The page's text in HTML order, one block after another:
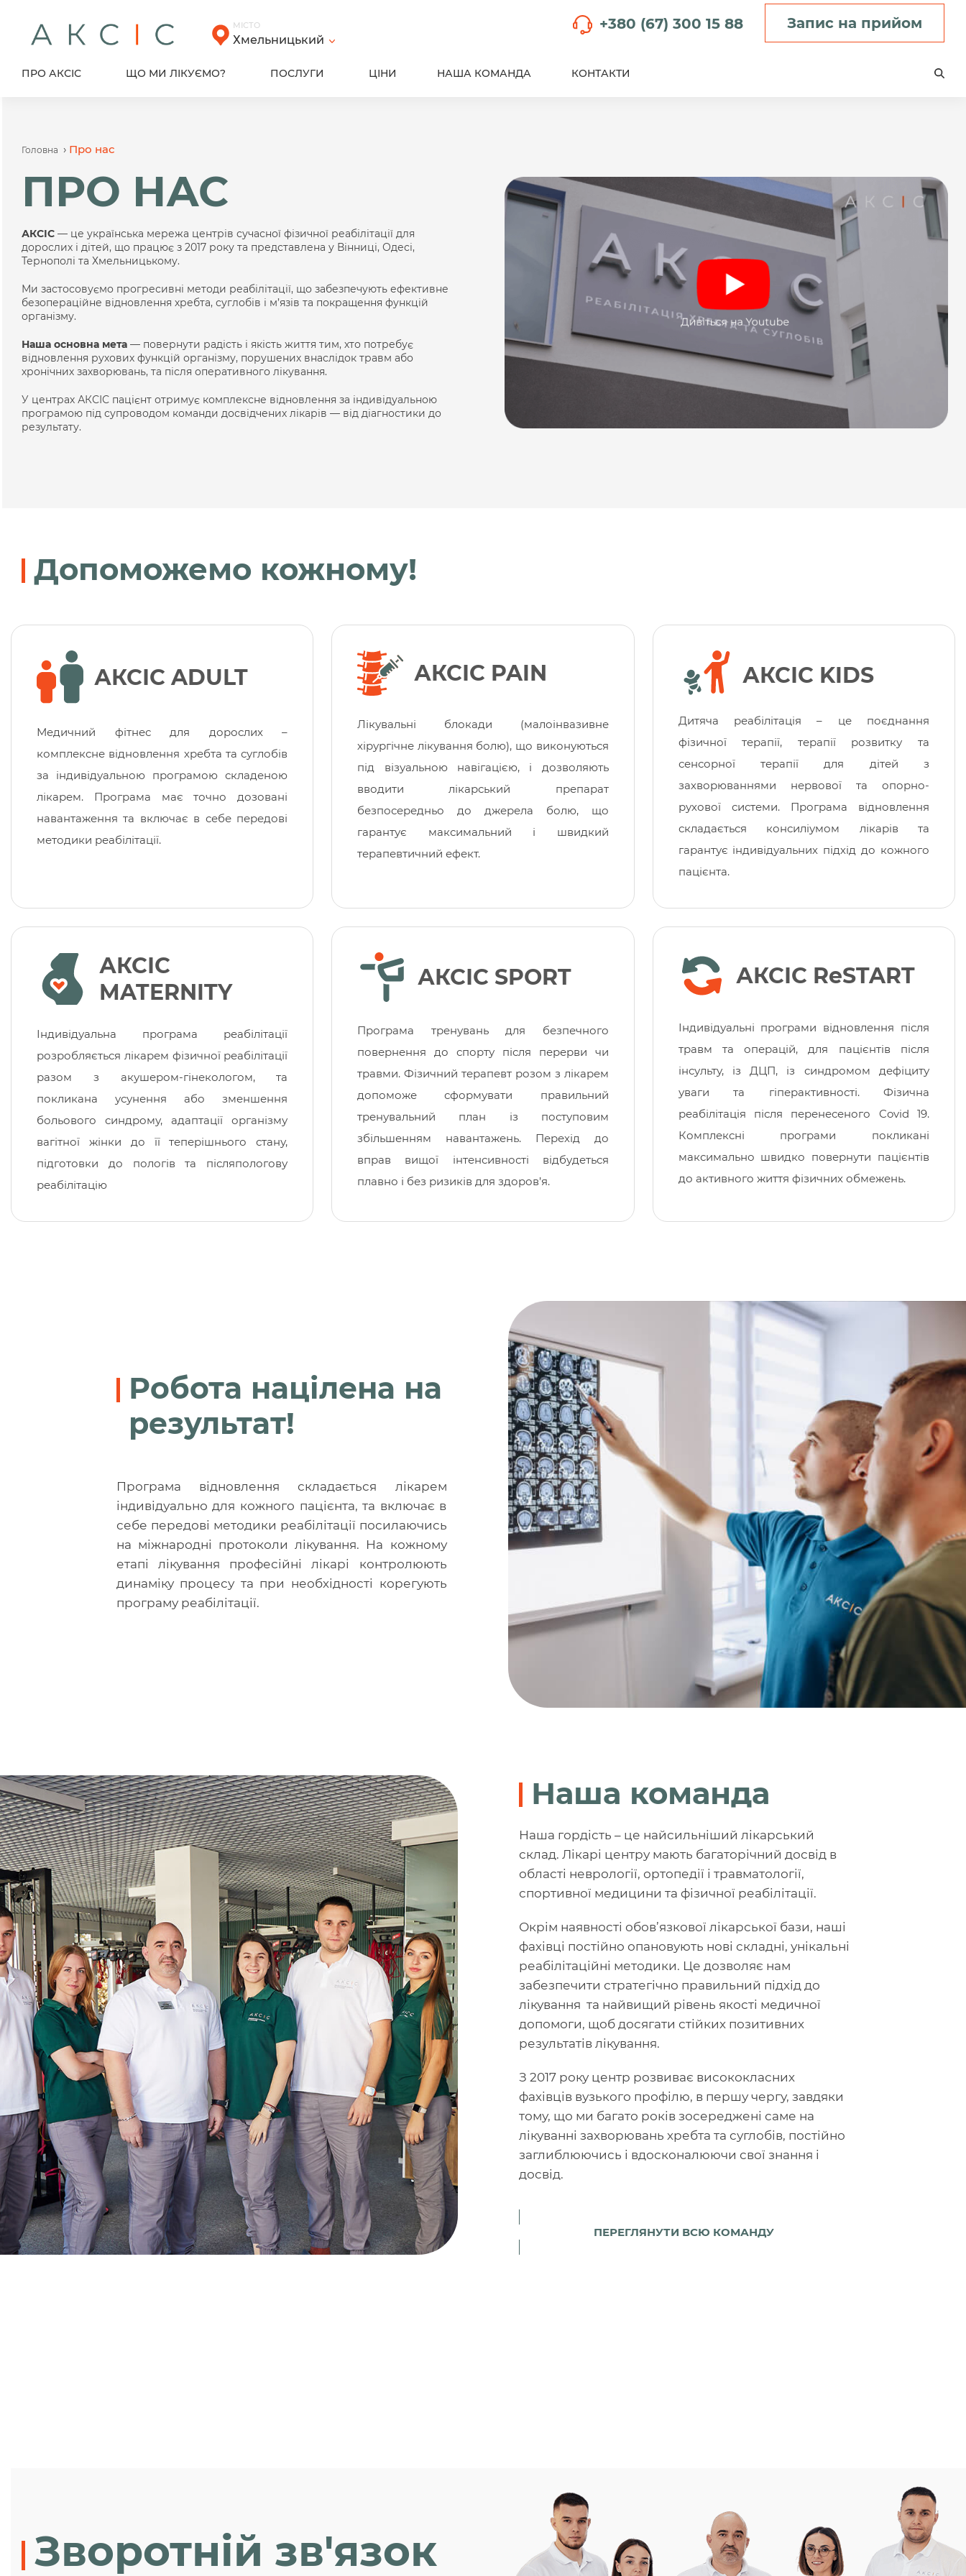
content
МІСТО
Хмельницький
+380 (67) 300 15 88 Запис на прийом
ПРО АКСІС ЩО МИ ЛІКУЄМО? ПОСЛУГИ ЦІНИ НАША КОМАНДА КОНТАКТИ
Головна › Про нас
ПРО НАС
АКСІС — це українська мережа центрів сучасної фізичної реабілітації для
дорослих і дітей, що працює з 2017 року та представлена у Вінниці, Одесі,
Тернополі та Хмельницькому.
Ми застосовуємо прогресивні методи реабілітації, що забезпечують ефективне
безопераційне відновлення хребта, суглобів і м’язів та покращення функцій
організму.
Наша основна мета — повернути радість і якість життя тим, хто потребує
відновлення рухових функцій організму, порушених внаслідок травм або
хронічних захворювань, та після оперативного лікування.
У центрах АКСІС пацієнт отримує комплексне відновлення за індивідуальною
програмою під супроводом команди досвідчених лікарів — від діагностики до
результату.
Допоможемо кожному!
АКСІС ADULT
Медичний фітнес для дорослих –
комплексне відновлення хребта та суглобів
за індивідуальною програмою складеною
лікарем. Програма має точно дозовані
навантаження та включає в себе передові
методики реабілітації.
АКСІС PAIN
Лікувальні блокади (малоінвазивне
хірургічне лікування болю), що виконуються
під візуальною навігацією, і дозволяють
вводити лікарський препарат
безпосередньо до джерела болю, що
гарантує максимальний і швидкий
терапевтичний ефект.
АКСІС KIDS
Дитяча реабілітація – це поєднання
фізичної терапії, терапії розвитку та
сенсорної терапії для дітей з
захворюваннями нервової та опорно-
рухової системи. Програма відновлення
складається консиліумом лікарів та
гарантує індивідуальних підхід до кожного
пацієнта.
АКСІС
MATERNITY
Індивідуальна програма реабілітації
розробляється лікарем фізичної реабілітації
разом з акушером-гінекологом, та
покликана усунення або зменшення
больового синдрому, адаптації організму
вагітної жінки до її теперішнього стану,
підготовки до пологів та післяпологову
реабілітацію
АКСІС SPORT
Програма тренувань для безпечного
повернення до спорту після перерви чи
травми. Фізичний терапевт розом з лікарем
допоможе сформувати правильний
тренувальний план із поступовим
збільшенням навантажень. Перехід до
вправ вищої інтенсивності відбудеться
плавно і без ризиків для здоров’я.
АКСІС ReSTART
Індивідуальні програми відновлення після
травм та операцій, для пацієнтів після
інсульту, із ДЦП, із синдромом дефіциту
уваги та гіперактивності. Фізична
реабілітація після перенесеного Covid 19.
Комплексні програми покликані
максимально швидко повернути пацієнтів
до активного життя фізичних обмежень.
Робота націлена на
результат!
Програма відновлення складається лікарем
індивідуально для кожного пацієнта, та включає в
себе передові методики реабілітації посилаючись
на міжнародні протоколи лікування. На кожному
етапі лікування професійні лікарі контролюють
динаміку процесу та при необхідності корегують
програму реабілітації.
Наша команда
Наша гордість – це найсильніший лікарський
склад. Лікарі центру мають багаторічний досвід в
області неврології, ортопедії і травматології,
спортивної медицини та фізичної реабілітації.
Окрім наявності обов’язкової лікарської бази, наші
фахівці постійно опановують нові складні, унікальні
реабілітаційні методики. Це дозволяє нам
забезпечити стратегічно правильний підхід до
лікування та найвищий рівень якості медичної
допомоги, щоб досягати стійких позитивних
результатів лікування.
З 2017 року центр розвиває висококласних
фахівців вузького профілю, в першу чергу, завдяки
тому, що ми багато років зосереджені саме на
лікуванні захворювань хребта та суглобів, постійно
заглиблюючись і вдосконалюючи свої знання і
досвід.
ПЕРЕГЛЯНУТИ ВСЮ КОМАНДУ
Зворотній зв'язок